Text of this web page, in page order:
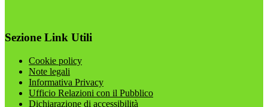
Sezione Link Utili
Cookie policy
Note legali
Informativa Privacy
Ufficio Relazioni con il Pubblico
Dichiarazione di accessibilità